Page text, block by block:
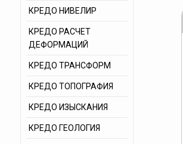
КРЕДО НИВЕЛИР
КРЕДО РАСЧЕТ
ДЕФОРМАЦИЙ
КРЕДО ТРАНСФОРМ
КРЕДО ТОПОГРАФИЯ
КРЕДО ИЗЫСКАНИЯ
КРЕДО ГЕОЛОГИЯ